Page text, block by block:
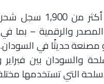
حللت منظمة
مصنعة حديثًا في
التي تستخدمها